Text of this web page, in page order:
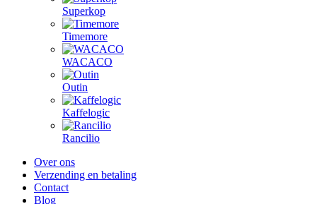
Superkop
Timemore
WACACO
Outin
Kaffelogic
Rancilio
Over ons
Verzending en betaling
Contact
Blog